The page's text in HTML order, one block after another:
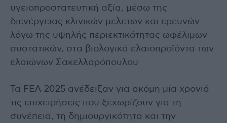
υγειοπροστατευτική αξία, μέσω της
διενέργειας κλινικών μελετών και ερευνών
λόγω της υψηλής περιεκτικότητας ωφέλιμων
συστατικών, στα βιολογικά ελαιοπροϊόντα των
ελαιώνων Σακελλαρόπουλου
Τα FEA 2025 ανέδειξαν για ακόμη μία χρονιά
τις επιχειρήσεις που ξεχωρίζουν για τη
συνέπεια, τη δημιουργικότητα και την